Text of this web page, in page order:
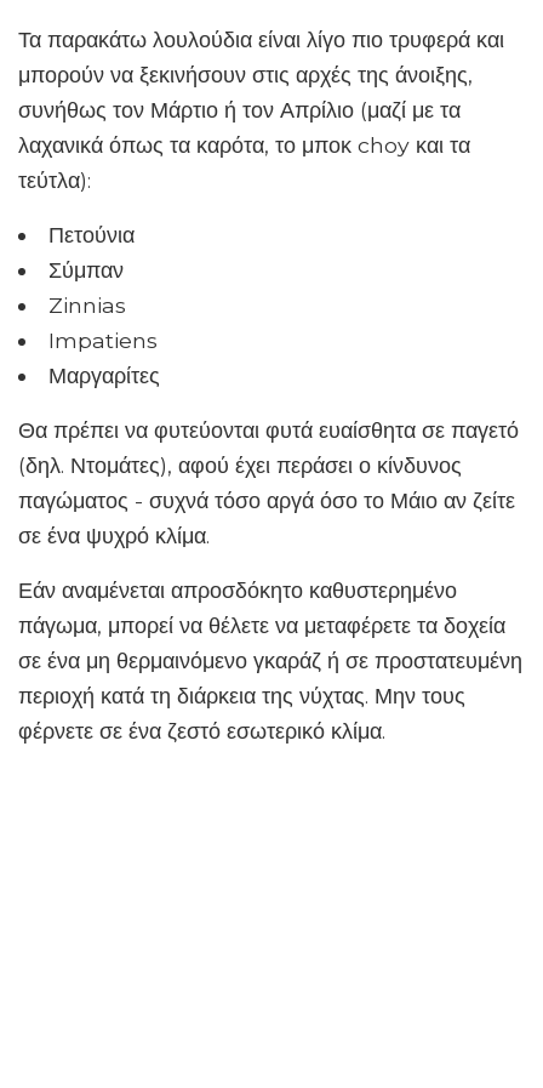
Τα παρακάτω λουλούδια είναι λίγο πιο τρυφερά και
μπορούν να ξεκινήσουν στις αρχές της άνοιξης,
συνήθως τον Μάρτιο ή τον Απρίλιο (μαζί με τα
λαχανικά όπως τα καρότα, το μποκ choy και τα
τεύτλα):
Πετούνια
Σύμπαν
Zinnias
Impatiens
Μαργαρίτες
Θα πρέπει να φυτεύονται φυτά ευαίσθητα σε παγετό
(δηλ. Ντομάτες), αφού έχει περάσει ο κίνδυνος
παγώματος - συχνά τόσο αργά όσο το Μάιο αν ζείτε
σε ένα ψυχρό κλίμα.
Εάν αναμένεται απροσδόκητο καθυστερημένο
πάγωμα, μπορεί να θέλετε να μεταφέρετε τα δοχεία
σε ένα μη θερμαινόμενο γκαράζ ή σε προστατευμένη
περιοχή κατά τη διάρκεια της νύχτας. Μην τους
φέρνετε σε ένα ζεστό εσωτερικό κλίμα.